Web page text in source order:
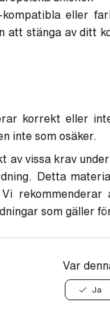
eller
att stänga av ditt
korrekt eller
inte som osäker.
av vissa krav
Detta
som gäller
Var
Ja